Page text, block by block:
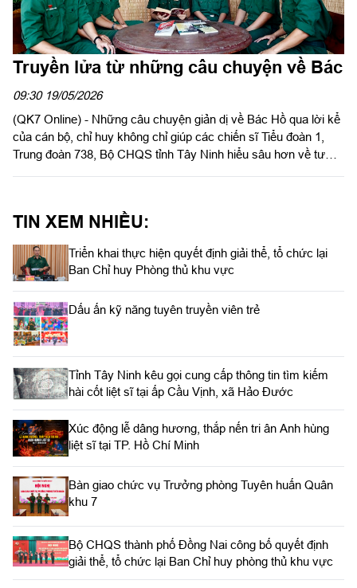
Truyền lửa từ những câu chuyện về Bác
09:30 19/05/2026
(QK7 Online) - Những câu chuyện giản dị về Bác Hồ qua lời kể
của cán bộ, chỉ huy không chỉ giúp các chiến sĩ Tiểu đoàn 1,
Trung đoàn 738, Bộ CHQS tỉnh Tây Ninh hiểu sâu hơn về tư
TIN XEM NHIỀU:
Triển khai thực hiện quyết định giải thể, tổ chức lại
Ban Chỉ huy Phòng thủ khu vực
Dấu ấn kỹ năng tuyên truyền viên trẻ
Tỉnh Tây Ninh kêu gọi cung cấp thông tin tìm kiếm
hài cốt liệt sĩ tại ấp Cầu Vịnh, xã Hảo Đước
Xúc động lễ dâng hương, thắp nến tri ân Anh hùng
liệt sĩ tại TP. Hồ Chí Minh
Bàn giao chức vụ Trưởng phòng Tuyên huấn Quân
khu 7
Bộ CHQS thành phố Đồng Nai công bố quyết định
giải thể, tổ chức lại Ban Chỉ huy phòng thủ khu vực